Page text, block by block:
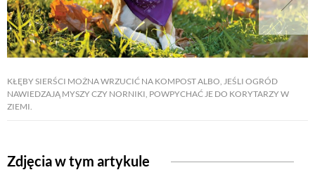
KŁĘBY SIERŚCI MOŻNA WRZUCIĆ NA KOMPOST ALBO, JEŚLI OGRÓD
NAWIEDZAJĄ MYSZY CZY NORNIKI, POWPYCHAĆ JE DO KORYTARZY W
ZIEMI.
Zdjęcia w tym artykule